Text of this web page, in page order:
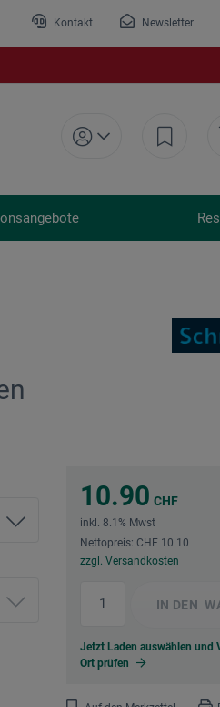
Kontakt Newsletter
10.90 CHF
inkl. 8.1% Mwst
Nettopreis: CHF 10.10
zzgl. Versandkosten
IN DEN
Jetzt Laden auswählen und
Ort prüfen